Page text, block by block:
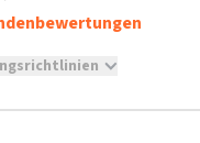
von